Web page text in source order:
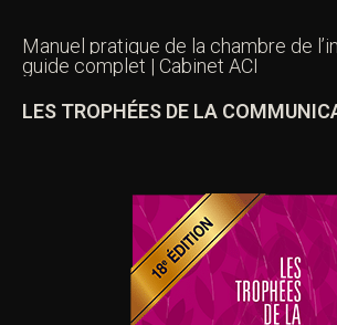
Manuel pratique de la chambre de
guide complet | Cabinet ACI
LES TROPHÉES DE LA